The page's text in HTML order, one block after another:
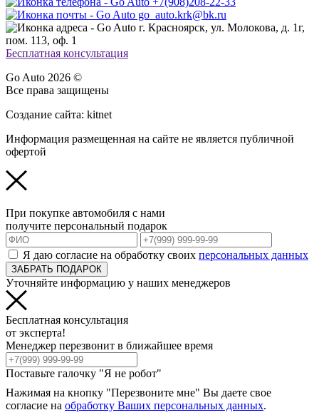
go_auto.krk@bk.ru
г. Красноярск, ул. Молокова, д. 1г,
пом. 113, оф. 1
Бесплатная консультация
Go Auto 2026 ©
Все права защищены
Создание сайта: kitnet
Информация размещенная на сайте не является публичной
офертой
При покупке автомобиля с нами
получите персональный подарок
Я даю согласие на обработку своих персональных данных
ЗАБРАТЬ ПОДАРОК
Уточняйте информацию у наших менеджеров
Бесплатная консультация
от эксперта!
Менеджер перезвонит в ближайшее время
Поставьте галочку "Я не робот"
Нажимая на кнопку "Перезвоните мне" Вы даете свое
согласие на обработку Ваших персональных данных.